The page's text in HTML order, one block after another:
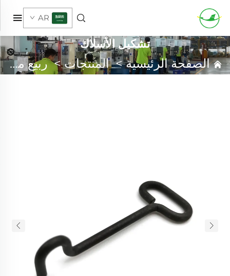
AR
تشكيل الأسلاك
الصفحة الرئيسية>المنتجات>ربيع مخصص